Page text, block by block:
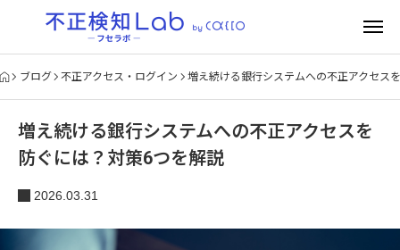
ブログ 不正アクセス・ログイン 増え続ける銀行システムへの不正アクセス
増え続ける銀行システムへの不正アクセスを
防ぐには？対策6つを解説
2026.03.31